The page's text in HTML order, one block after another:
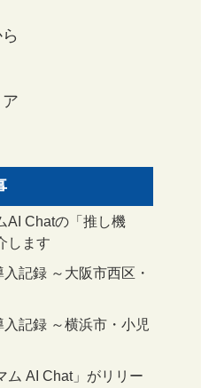
AI Chatの「推し機
します
記録 ～大阪市西区・
記録 ～横浜市・小児
ム AI Chat」がリリー